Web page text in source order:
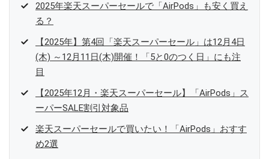
2025年楽天スーパーセールで「AirPods」も安く買え
る？
【2025年】第4回「楽天スーパーセール」は12月4日
(木) ～12月11日(木)開催！「5と0のつく日」にも注
目
【2025年12月・楽天スーパーセール】「AirPods」ス
ーパーSALE割引対象品
楽天スーパーセールで買いたい！「AirPods」おすす
め2選